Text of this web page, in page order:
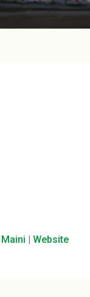
|Website